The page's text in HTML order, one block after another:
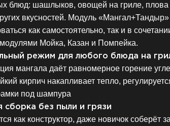
блюд: шашлыков, овощей на гриле, плова
вкусностей. Модуль
как самостоятельно, так и в
Мойка, Казан и Помпейка.
режим для любого блюда на
мангала даёт равномерное горение
кирпич накапливает тепло,
под шампура
сборка без пыли и грязи
как конструктор, даже новичок соберёт